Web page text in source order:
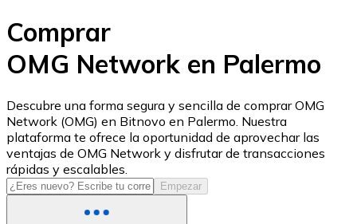
USD Coin
USDC
Comprar
OMG Network en Palermo
Descubre una forma segura y sencilla de comprar OMG
Network (OMG) en Bitnovo en Palermo. Nuestra
plataforma te ofrece la oportunidad de aprovechar las
ventajas de OMG Network y disfrutar de transacciones
rápidas y escalables.
Empezar